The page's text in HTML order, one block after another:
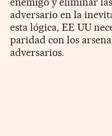
adversario en la
esta lógica, EE UU
paridad con los
adversarios.